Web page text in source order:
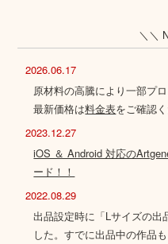
＼＼
2026.06.17
原材料の高騰により一部プ
最新価格は料金表をご確認く
2023.12.27
iOS ＆ Android 対応の
ード！！
2022.08.29
出品設定時に「Lサイズの出
した。すでに出品中の作品